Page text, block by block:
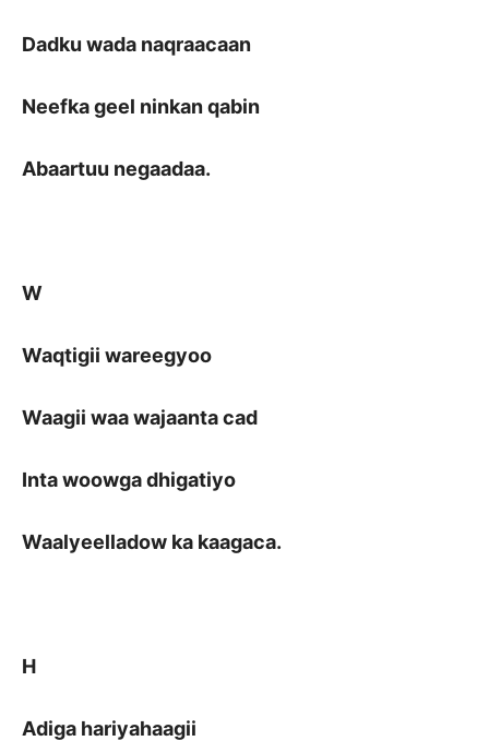
Dadku wada naqraacaan
Neefka geel ninkan qabin
Abaartuu negaadaa.
W
Waqtigii wareegyoo
Waagii waa wajaanta cad
Inta woowga dhigatiyo
Waalyeelladow ka kaagaca.
H
Adiga hariyahaagii